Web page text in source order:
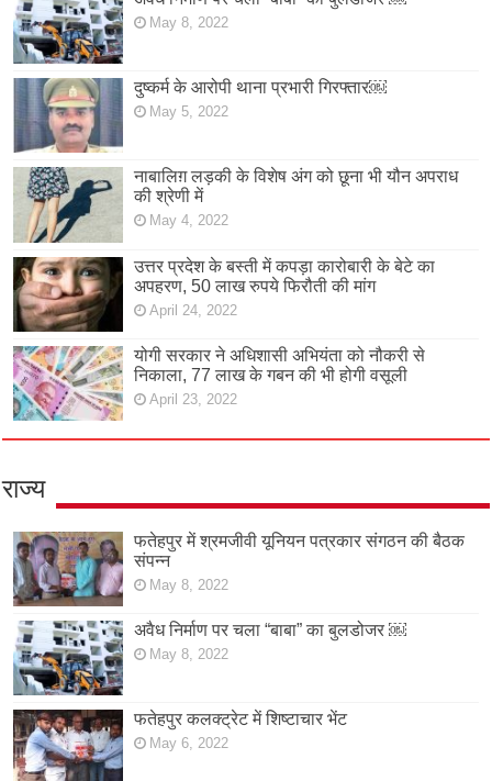
May 8, 2022
दुष्कर्म के आरोपी थाना प्रभारी गिरफ्तार￼
May 5, 2022
नाबालिग़ लड़की के विशेष अंग को छूना भी यौन अपराध
की श्रेणी में
May 4, 2022
उत्तर प्रदेश के बस्ती में कपड़ा कारोबारी के बेटे का
अपहरण, 50 लाख रुपये फिरौती की मांग
April 24, 2022
योगी सरकार ने अधिशासी अभियंता को नौकरी से
निकाला, 77 लाख के गबन की भी होगी वसूली
April 23, 2022
राज्य
फतेहपुर में श्रमजीवी यूनियन पत्रकार संगठन की बैठक
संपन्न
May 8, 2022
अवैध निर्माण पर चला “बाबा” का बुलडोजर ￼
May 8, 2022
फतेहपुर कलक्ट्रेट में शिष्टाचार भेंट
May 6, 2022